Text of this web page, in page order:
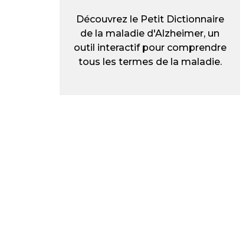
Découvrez le Petit Dictionnaire
de la maladie d'Alzheimer, un
outil interactif pour comprendre
tous les termes de la maladie.